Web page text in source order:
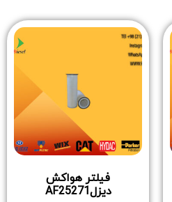
فیلتر هواکش
دیزلAF25271